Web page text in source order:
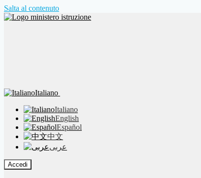
Salta al contenuto
Italiano
Italiano
English
Español
中文
عربى
Accedi